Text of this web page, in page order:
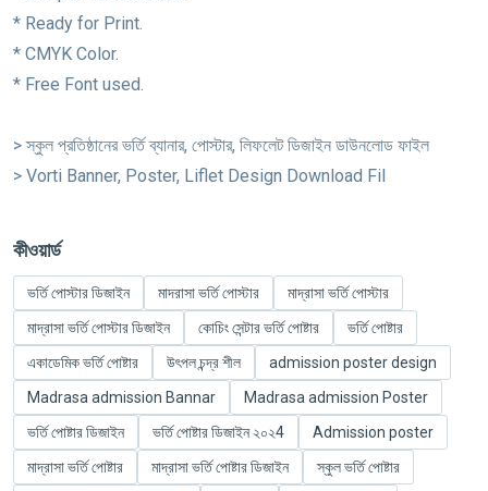
* Ready for Print.
* CMYK Color.
* Free Font used.
> স্কুল প্রতিষ্ঠানের ভর্তি ব্যানার, পোস্টার, লিফলেট ডিজাইন ডাউনলোড ফাইল
> Vorti Banner, Poster, Liflet Design Download Fil
কীওয়ার্ড
ভর্তি পোস্টার ডিজাইন মাদরাসা ভর্তি পোস্টার
মাদ্রাসা ভর্তি পোস্টার
মাদ্রাসা ভর্তি পোস্টার ডিজাইন
কোচিং সেন্টার ভর্তি পোষ্টার
ভর্তি পোষ্টার
একাডেমিক ভর্তি পোষ্টার
উৎপল চন্দ্র শীল
admission poster design
Madrasa admission Bannar
Madrasa admission Poster
ভর্তি পোষ্টার ডিজাইন
ভর্তি পোষ্টার ডিজাইন ২০২4
Admission poster
মাদ্রাসা ভর্তি পোষ্টার
মাদ্রাসা ভর্তি পোষ্টার ডিজাইন
স্কুল ভর্তি পোষ্টার